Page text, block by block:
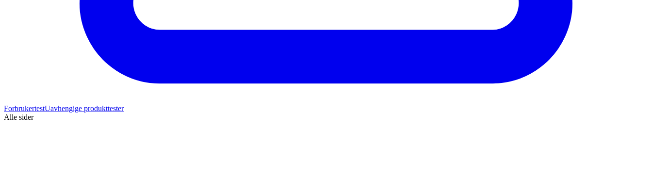
ForbrukertestUavhengige produkttester
Alle sider